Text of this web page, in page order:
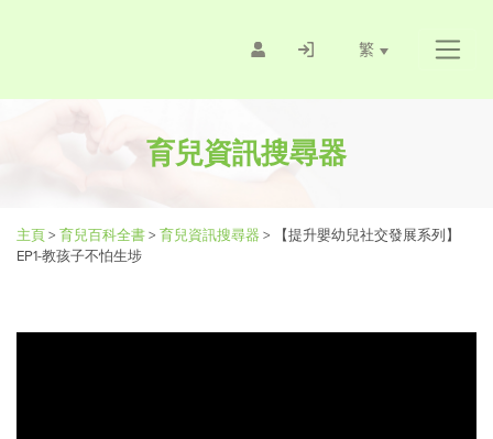
繁
育兒資訊搜尋器
主頁> 育兒百科全書> 育兒資訊搜尋器 >
【提升嬰幼兒社交發展系列】
EP1-教孩子不怕生埗